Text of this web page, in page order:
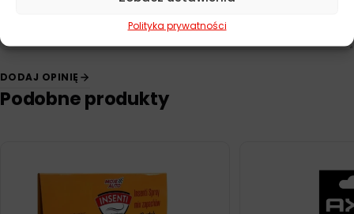
Polityka prywatności
DODAJ OPINIĘ
Podobne produkty